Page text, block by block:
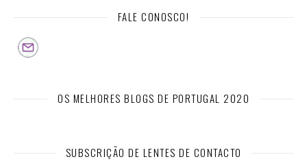
FALE CONOSCO!
OS MELHORES BLOGS DE PORTUGAL 2020
SUBSCRIÇÃO DE LENTES DE CONTACTO